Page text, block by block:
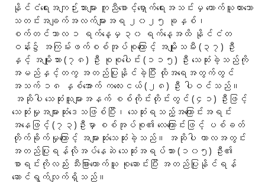
နိုင်ငံရေးအကျဉ်းသားများ ကူညီစောင့်ရှောက်ရေးအသင်းမှ ကောက်ယူထားသော
သတင်းအချက်အလက်များအရ ၂၀၂၅ ခုနှစ်၊
စက်တင်ဘာလ ၁ ရက်နေ့မှ ၃၀ ရက်နေ့အထိ နိုင်ငံတ
ဝန်း၌ အကြမ်းဖက်စစ်အုပ်စုကြောင့် အမျိုးသမီး (၃၇) ဦး
နှင့် အမျိုးသား (၇၈) ဦး စုစုပေါင်း (၁၁၅) ဦး သေဆုံးခဲ့သည်ကို
အမည်နှင့်တကွ အတည်ပြုနိုင်ခဲ့ပြီး ထိုအရေအတွက်တွင်
အသက် ၁၈ နှစ်အောက် ကလေးငယ် (၂၈) ဦး ပါဝင်သည်။
အဆိုပါ သေဆုံးသူများအနက် စစ်ကိုင်းတိုင်းတွင် (၄၁) ဦးဖြင့်
သေဆုံးမှုအများဆုံးဒေသဖြစ်ပြီး၊ သေဆုံးရသည့်အကြောင်းအရင်း
အနေဖြင့် (၇၃)ဦးမှာ စစ်အုပ်စု၏ လေကြောင်းဖြင့် ပစ်ခတ်
တိုက်ခိုက်မှုကြောင့် အများဆုံးသေဆုံးခဲ့သည်။ အဆိုပါ ကာလအတွင်း
အတည်ပြုရန်လိုအပ်နေဆဲ သေဆုံးအရပ်သား (၁၀၅) ဦး၏
စာရင်းကိုလည်း သီးခြားကောက်ယူ စုဆောင်းပြီး အတည်ပြုနိုင်ရန်
ဆောင်ရွက်လျက်ရှိသည်။